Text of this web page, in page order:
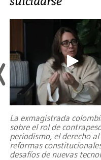
La exmagistrada
sobre el rol de
periodismo, el derecho
reformas
desafíos de nuevas